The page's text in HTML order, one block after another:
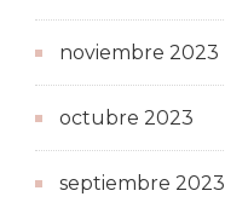
noviembre 2023
octubre 2023
septiembre 2023